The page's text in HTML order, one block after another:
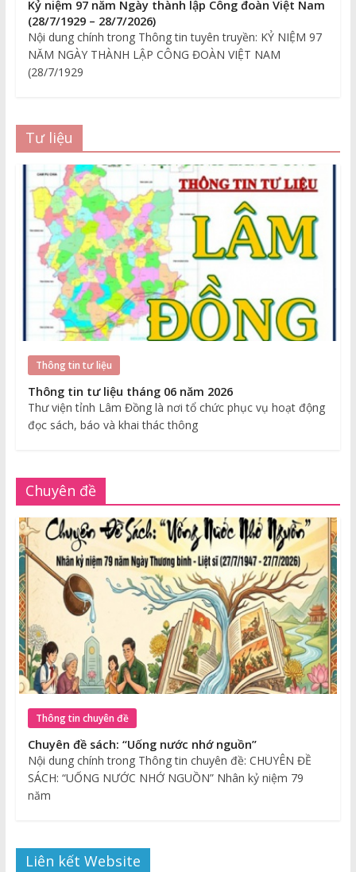
Kỷ niệm 97 năm Ngày thành lập Công đoàn Việt Nam
(28/7/1929 – 28/7/2026)
Nội dung chính trong Thông tin tuyên truyền: KỶ NIỆM 97
NĂM NGÀY THÀNH LẬP CÔNG ĐOÀN VIỆT NAM
(28/7/1929
Tư liệu
Thông tin tư liệu
Thông tin tư liệu tháng 06 năm 2026
Thư viện tỉnh Lâm Đồng là nơi tổ chức phục vụ hoạt động
đọc sách, báo và khai thác thông
Chuyên đề
Thông tin chuyên đề
Chuyên đề sách: “Uống nước nhớ nguồn”
Nội dung chính trong Thông tin chuyên đề: CHUYÊN ĐỀ
SÁCH: “UỐNG NƯỚC NHỚ NGUỒN” Nhân kỷ niệm 79
năm
Liên kết Website